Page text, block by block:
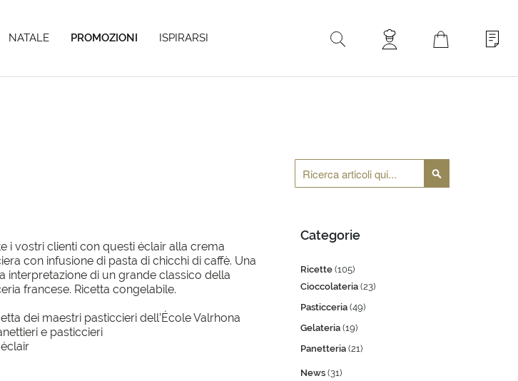
NATALE PROMOZIONI ISPIRARSI
i vostri clienti con questi éclair alla crema
con infusione di pasta di chicchi di caffè. Una
interpretazione di un grande classico della
francese. Ricetta congelabile.
dei maestri pasticcieri dell’École Valrhona
e pasticcieri
Cerca
Cerca
Categorie
Ricette(105)
Cioccolateria(23)
Pasticceria(49)
Gelateria(19)
Panetteria(21)
News(31)